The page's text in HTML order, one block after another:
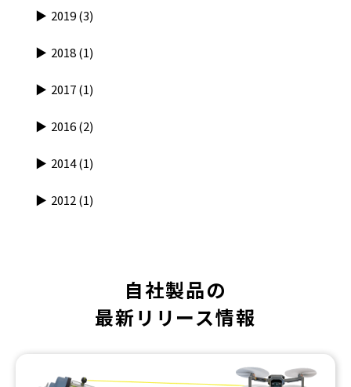
2019(3)
2018(1)
2017(1)
2016(2)
2014(1)
2012(1)
自社製品の
最新リリース情報